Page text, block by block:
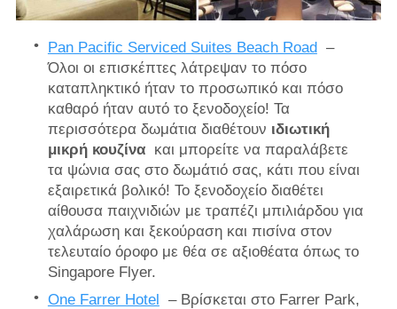
Pan Pacific Serviced Suites Beach Road–
Όλοι οι επισκέπτες λάτρεψαν το πόσο
καταπληκτικό ήταν το προσωπικό και πόσο
καθαρό ήταν αυτό το ξενοδοχείο! Τα
περισσότερα δωμάτια διαθέτουν ιδιωτική
μικρή κουζίνακαι μπορείτε να παραλάβετε
τα ψώνια σας στο δωμάτιό σας, κάτι που είναι
εξαιρετικά βολικό! Το ξενοδοχείο διαθέτει
αίθουσα παιχνιδιών με τραπέζι μπιλιάρδου για
χαλάρωση και ξεκούραση και πισίνα στον
τελευταίο όροφο με θέα σε αξιοθέατα όπως το
Singapore Flyer.
One Farrer Hotel – Βρίσκεται στο Farrer Park,